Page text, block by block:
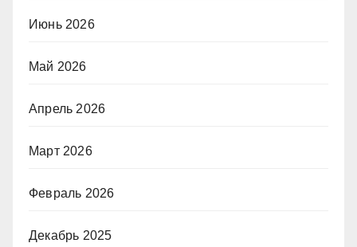
Июнь 2026
Май 2026
Апрель 2026
Март 2026
Февраль 2026
Декабрь 2025